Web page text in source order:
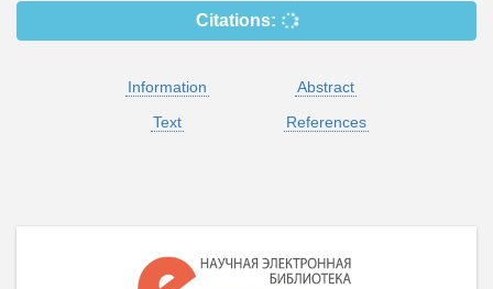
Citations:
Information
Abstract
Text
References